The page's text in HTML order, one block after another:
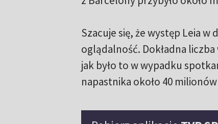
Szacuje się, że występ Leia
oglądalność. Dokładna
jak było to w wypadku
napastnika około 40